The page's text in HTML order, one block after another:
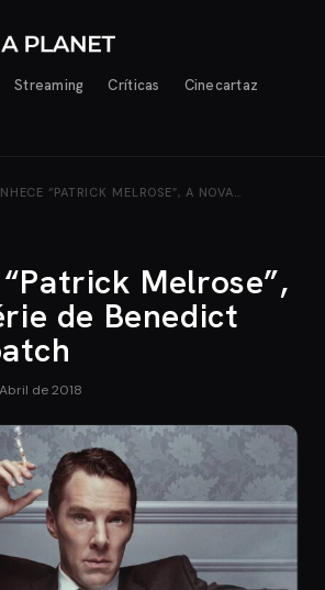
Streaming Críticas
Cinecartaz
“PATRICK MELROSE”, A NOVA…
Melrose”,
de Benedict
de 2018